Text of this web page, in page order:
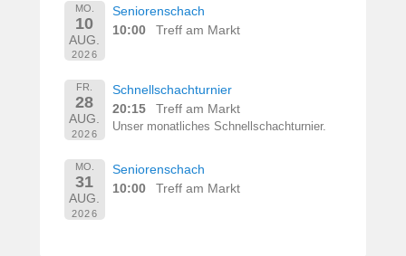
MO.
10
AUG.
2026
Seniorenschach
10:00
Treff am Markt
FR.
28
AUG.
2026
Schnellschachturnier
20:15
Treff am Markt
Unser monatliches Schnellschachturnier.
MO.
31
AUG.
2026
Seniorenschach
10:00
Treff am Markt